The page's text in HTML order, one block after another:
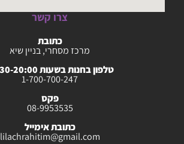
צרו קשר
כתובת
מרכז מסחרי, בניין שיא
טלפון בחנות בשעות 08:30-20:00
1-700-700-247
פקס
08-9953535
כתובת אימייל
lilachrahitim@gmail.com